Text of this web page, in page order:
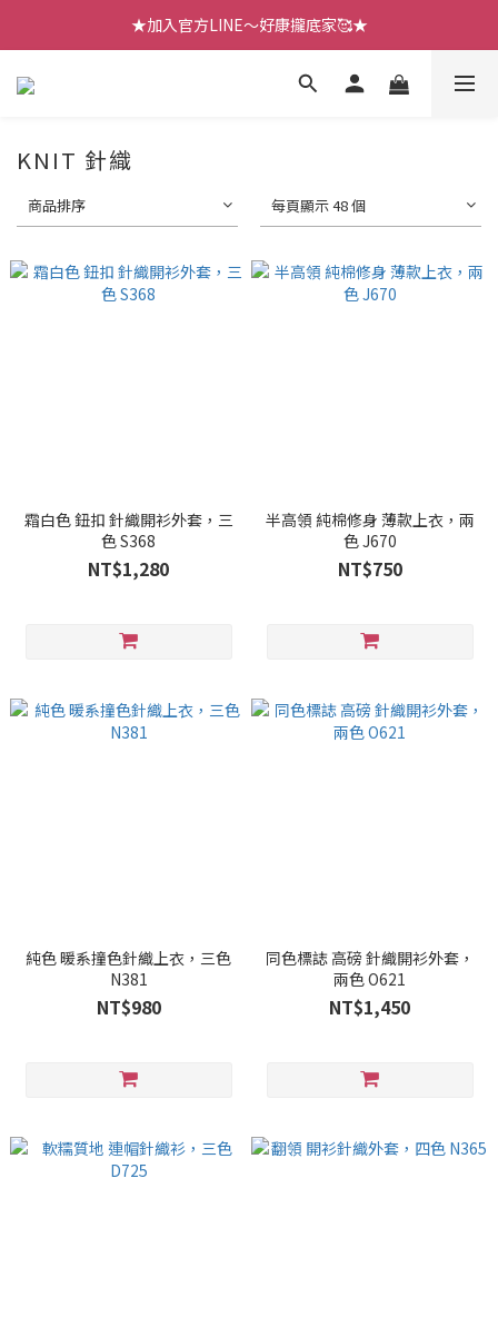
【七月新品】上架了!! 限時折扣優惠😍
KNIT 針織
商品排序 每頁顯示 48 個
霜白色 鈕扣 針織開衫外套，三
色 S368
NT$1,280
半高領 純棉修身 薄款上衣，兩
色 J670
NT$750
純色 暖系撞色針織上衣，三色
N381
NT$980
同色標誌 高磅 針織開衫外套，
兩色 O621
NT$1,450